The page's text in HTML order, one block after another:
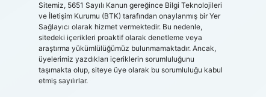
Sitemiz, 5651 Sayılı Kanun gereğince Bilgi Teknolojileri
ve İletişim Kurumu (BTK) tarafından onaylanmış bir Yer
Sağlayıcı olarak hizmet vermektedir. Bu nedenle,
sitedeki içerikleri proaktif olarak denetleme veya
araştırma yükümlülüğümüz bulunmamaktadır. Ancak,
üyelerimiz yazdıkları içeriklerin sorumluluğunu
taşımakta olup, siteye üye olarak bu sorumluluğu kabul
etmiş sayılırlar.